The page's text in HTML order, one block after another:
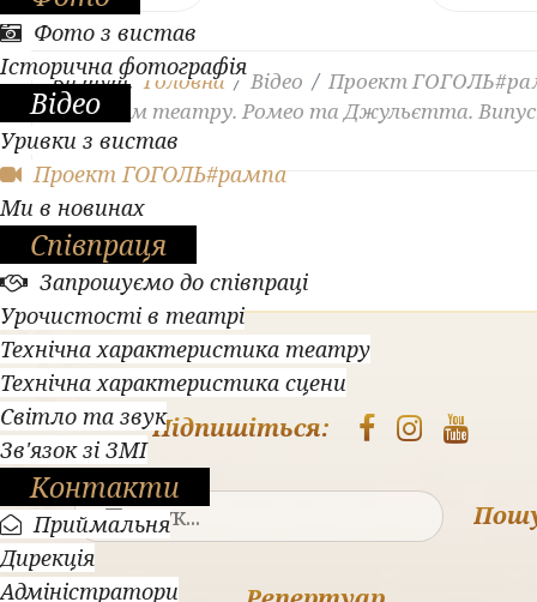
Фото з вистав
Історична фотографія
Відео
Уривки з вистав
Проект ГОГОЛЬ#рампа
Ми в новинах
Співпраця
Запрошуємо до співпраці
Урочистості в театрі
Технічна характеристика театру
Технічна характеристика сцени
Світло та звук
Зв'язок зі ЗМІ
Контакти
Приймальня
Дирекція
Адміністратори
Ви тут:Головна Відео
Проект
З Днем театру. Ромео та Джульєтта.
127.
Підпишіться: